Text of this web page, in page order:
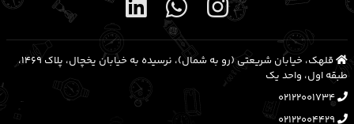
قلهک، خیابان شریعتی (رو به شمال)، نرسیده به خیابان یخچال، پلاک ۱۴۶۹،
طبقه اول، واحد یک
02122001734
02122004429